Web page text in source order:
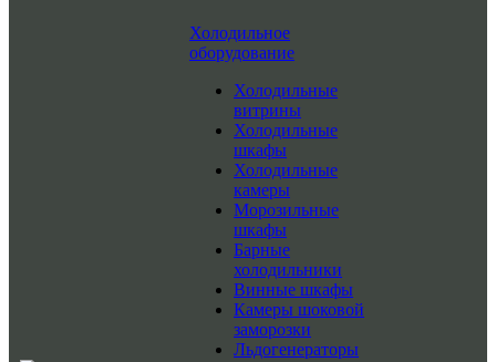
Холодильное
оборудование
Холодильные
витрины
Холодильные
шкафы
Холодильные
камеры
Морозильные
шкафы
Барные
холодильники
Винные шкафы
Камеры шоковой
заморозки
Льдогенераторы